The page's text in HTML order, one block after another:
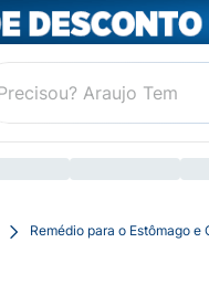
Remédio para o Estômago e